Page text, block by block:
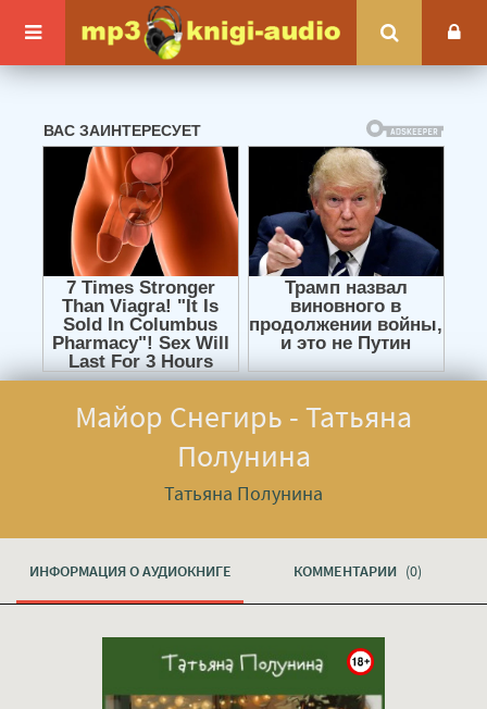
Майор Снегирь - Татьяна
Полунина
Татьяна Полунина
ИНФОРМАЦИЯ О АУДИОКНИГЕ КОММЕНТАРИИ (0)